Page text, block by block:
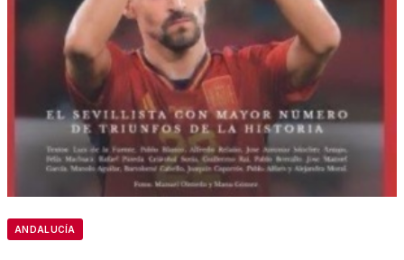
ANDALUCÍA